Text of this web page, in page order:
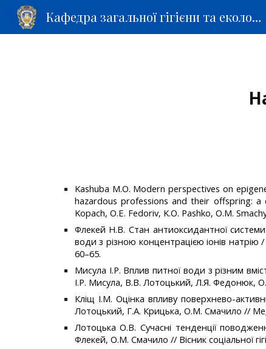
Кафедра загальної гігієни та екології
Kashuba M.O. Modern perspectives on
hazardous professions and their offspring: a
Kopach, O.E. Fedoriv, K.O. Pashko, O.M.
Флекей Н.В. Стан антиоксидантної системи
води з різною концентрацією іонів
60–65.
Мисула І.Р. Вплив питної води з різним
І.Р. Мисула, В.В. Лотоцький, Л.Я. Федонюк,
Кліщ І.М. Оцінка впливу поверхнево-
Лотоцький, Г.А. Крицька, О.М. Смачило //
Лотоцька О.В. Сучасні тенденції
Флекей, О.М. Смачило // Вісник соціальної